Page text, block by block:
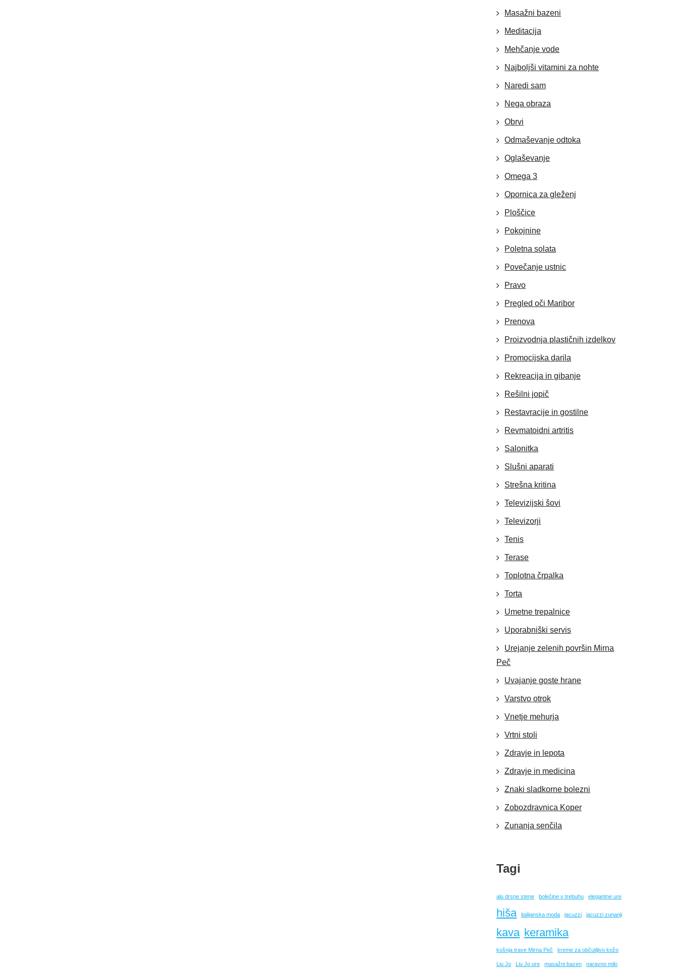
Masažni bazeni
Meditacija
Mehčanje vode
Najboljši vitamini za nohte
Naredi sam
Nega obraza
Obrvi
Odmaševanje odtoka
Oglaševanje
Omega 3
Opornica za gleženj
Ploščice
Pokojnine
Poletna solata
Povečanje ustnic
Pravo
Pregled oči Maribor
Prenova
Proizvodnja plastičnih izdelkov
Promocijska darila
Rekreacija in gibanje
Rešilni jopič
Restavracije in gostilne
Revmatoidni artritis
Salonitka
Slušni aparati
Strešna kritina
Televizijski šovi
Televizorji
Tenis
Terase
Toplotna črpalka
Torta
Umetne trepalnice
Uporabniški servis
Urejanje zelenih površin Mirna
Peč
Uvajanje goste hrane
Varstvo otrok
Vnetje mehurja
Vrtni stoli
Zdravje in lepota
Zdravje in medicina
Znaki sladkorne bolezni
Zobozdravnica Koper
Zunanja senčila
Tagi
alu drsne stene bolečine v trebuhu elegantne ure
hiša italijanska moda jacuzzi jacuzzi zunanji
kava keramika
košnja trave Mirna Peč kreme za občutljivo kožo
Liu Jo Liu Jo ure masažni bazen naravno milo